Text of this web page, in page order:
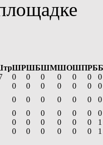
ШРШБШМШОШПРБ
0 0 0 0 0 0
0
0 0 0 0 0 0
0
0 0 0 0 0 0
0
0 0 0 0 0 0
0
0 0 0 0 0 0
1
0 0 0 0 0 0 1